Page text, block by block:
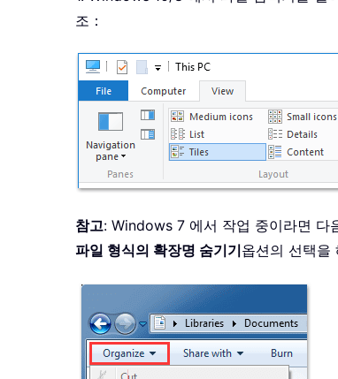
조：
참고: Windows 7 에서 작업 중이라면 다
파일 형식의 확장명 숨기기옵션의 선택을